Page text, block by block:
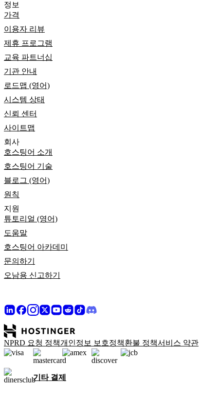
정보
가격
이용자 리뷰
제휴 프로그램
교육 파트너십
기관 안내
로드맵 (영어)
시스템 상태
신뢰 센터
사이트맵
회사
호스팅어 소개
호스팅어 기술
블로그 (영어)
원칙
지원
튜토리얼 (영어)
도움말
호스팅어 아카데미
문의하기
오남용 신고하기
NPRD 요청 정책개인정보 보호정책환불 정책서비스 약관
기타 결제